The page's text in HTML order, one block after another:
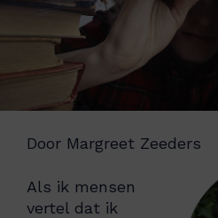
Door Margreet Zeeders
Als ik mensen
vertel dat ik